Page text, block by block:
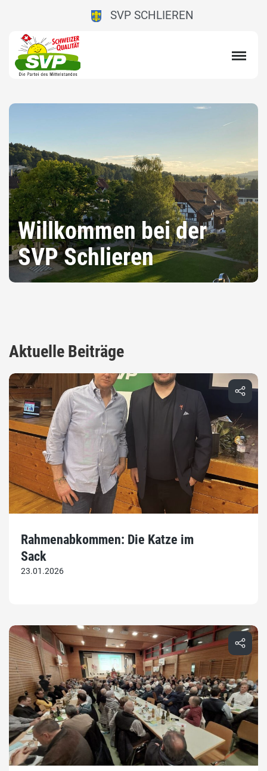
SVP SCHLIEREN
Willkommen bei der
SVP Schlieren
Aktuelle Beiträge
Rahmenabkommen: Die Katze im
Sack
23.01.2026